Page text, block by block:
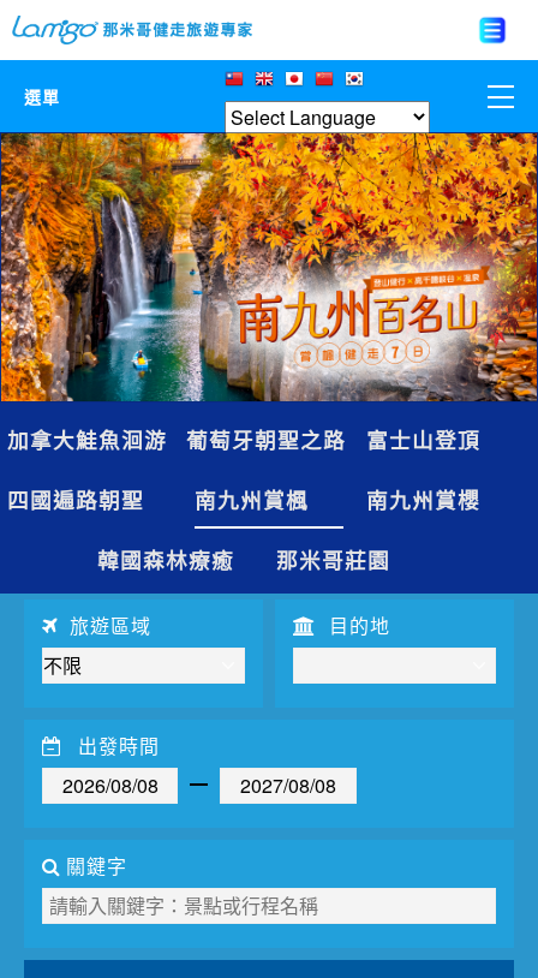
選單
那米哥莊園
中國
日本
亞洲韓國
歐美紐澳
台灣
自由行
加拿大鮭魚洄游 葡萄牙朝聖之路
富士山登頂
四國遍路朝聖
南九州賞楓
南九州賞櫻
韓國森林療癒
那米哥莊園
旅遊區域 目的地
出發時間
關鍵字